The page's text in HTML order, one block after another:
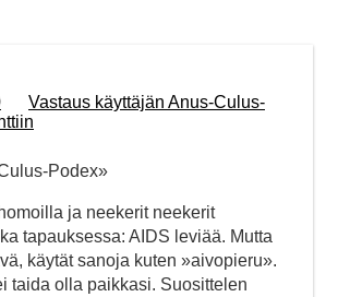
Vastaus käyttäjän Anus-Culus-
Podex»
ja neekerit neekerit
tapauksessa: AIDS leviää. Mutta
käytät sanoja kuten »aivopieru».
taida olla paikkasi. Suosittelen